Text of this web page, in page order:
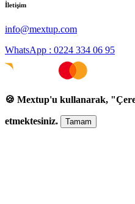
İletişim
info@mextup.com
WhatsApp : 0224 334 06 95
🍪 Mextup'u kullanarak,
etmektesiniz. Tamam